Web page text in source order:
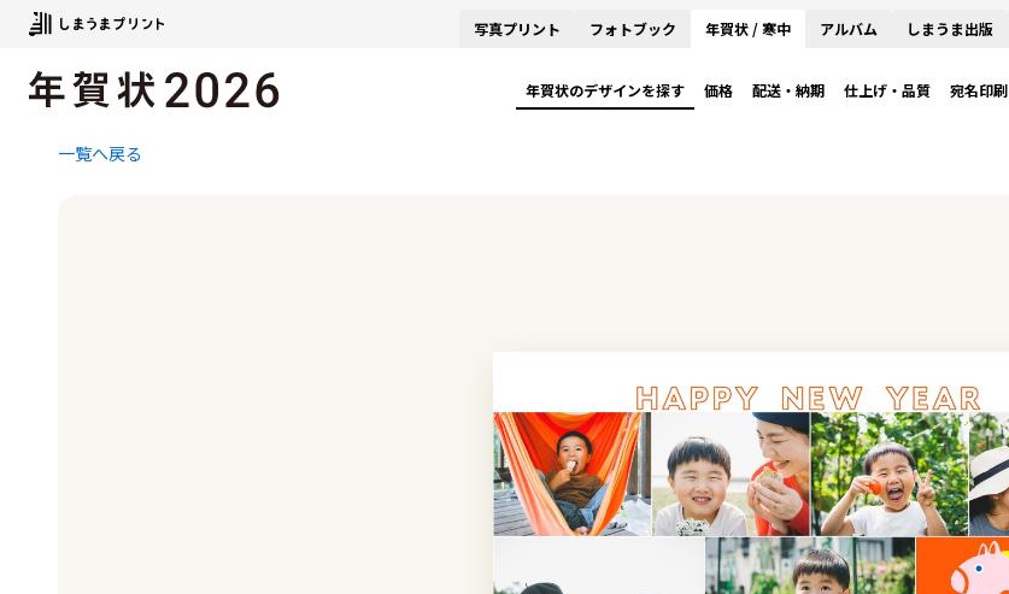
写真プリント フォトブック 年賀状 / 寒中 アルバム しまうま出版
年賀状のデザインを探す 価格 配送・納期 仕上げ・品質 宛名印刷
一覧へ戻る